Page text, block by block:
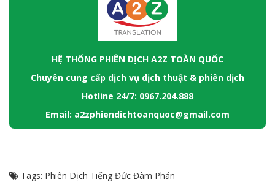
HỆ THỐNG PHIÊN DỊCH A2Z TOÀN QUỐC
Chuyên cung cấp dịch vụ dịch thuật & phiên dịch
Hotline 24/7: 0967.204.888
Email: a2zphiendichtoanquoc@gmail.com
Tags: Phiên Dịch Tiếng Đức Đàm Phán